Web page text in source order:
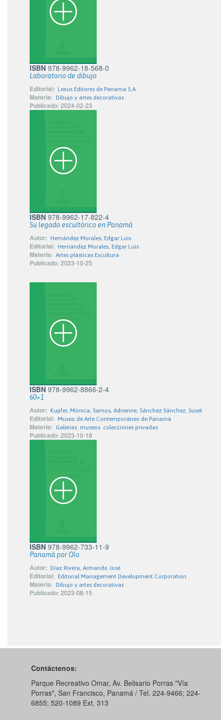
ISBN 978-9962-18-568-0
Laboratorio de dibujo
Editorial: Lexus Editores de Panama S.A.
Materia: Dibujo y artes decorativas
Publicado: 2024-02-23
ISBN 978-9962-17-822-4
Su legado escultórico en Panamá
Autor: Hernández Morales, Edgar Luis
Editorial: Hernández Morales, Edgar Luis
Materia: Artes plásticas Escultura
Publicado: 2023-10-25
ISBN 978-9962-8866-2-4
60+1
Autor: Kupfer, Mónica; Samos, Adrienne; Sánchez Sánchez, Suset
Editorial: Museo de Arte Contemporáneo de Panamá
Materia: Galerías. museos. colecciones privadas
Publicado: 2023-10-18
ISBN 978-9962-733-11-9
Panamá por Olo
Autor: Díaz Rivera, Armando José
Editorial: Editorial Management Development Corporation
Materia: Dibujo y artes decorativas
Publicado: 2023-08-15
Contáctenos:
Parque Recreativo Omar, Av. Belisario Porras "Vía
Porras", San Francisco, Panamá / Tel. 224-9466; 224-
6855; 520-1089​ Ext. 313